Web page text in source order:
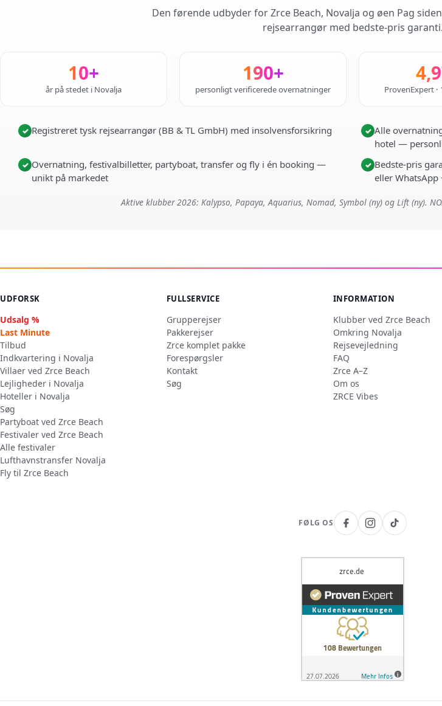
Den førende udbyder for Zrce Beach, Novalja og øen Pag
rejsearrangør med bedste-pris garanti.
10+
år på stedet i Novalja
190+
personligt verificerede overnatninger ProvenExpert
✓ Registreret tysk rejsearrangør (BB & TL GmbH) med insolvensforsikring ✓ Alle
hotel —
✓ Overnatning, festivalbilletter, partyboat, transfer og fly i én booking —
unikt på markedet
✓ Bedste-pris
eller
Aktive klubber 2026: Kalypso, Papaya, Aquarius, Nomad, Symbol (ny) og Lift (ny).
UDFORSK
Udsalg %
Last Minute
Tilbud
Indkvartering i Novalja
Villaer ved Zrce Beach
Lejligheder i Novalja
Hoteller i Novalja
Søg
Partyboat ved Zrce Beach
Festivaler ved Zrce Beach
Alle festivaler
Lufthavnstransfer Novalja
Fly til Zrce Beach
FULLSERVICE
Grupperejser
Pakkerejser
Zrce komplet pakke
Forespørgsler
Kontakt
Søg
INFORMATION
Klubber ved Zrce Beach
Omkring Novalja
Rejsevejledning
FAQ
Zrce A–Z
Om os
ZRCE Vibes
FØLG OS